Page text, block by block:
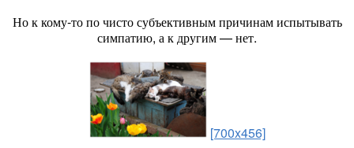
Но к кому-то по чисто субъективным причинам испытывать
симпатию, а к другим — нет.
[700x456]